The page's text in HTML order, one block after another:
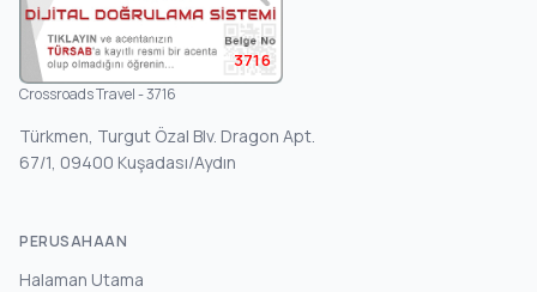
3716
Crossroads Travel - 3716
Türkmen, Turgut Özal Blv. Dragon Apt.
67/1, 09400 Kuşadası/Aydın
PERUSAHAAN
Halaman Utama